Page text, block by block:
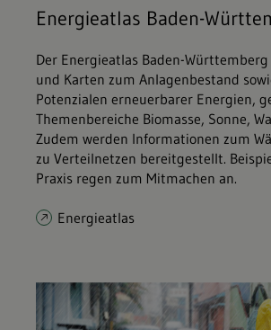
Energieatlas Baden-
Der Energieatlas Baden-
und Karten zum Anlagenbestand
Potenzialen erneuerbarer Energien,
Themenbereiche Biomasse, Sonne,
Zudem werden Informationen zum
zu Verteilnetzen bereitgestellt.
Praxis regen zum Mitmachen an.
Energieatlas